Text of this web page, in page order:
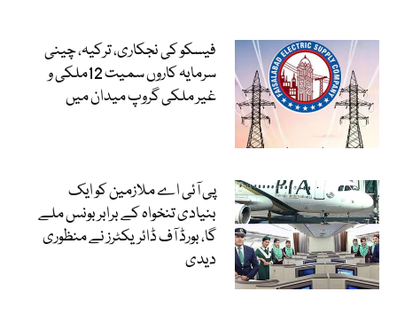
فیسکو کی نجکاری، ترکیہ، چینی
سرمایہ کاروں سمیت 12ملکی و
غیر ملکی گروپ میدان میں
پی آئی اے ملازمین کو ایک
بنیادی تنخواہ کے برابر بونس ملے
گا، بورڈ آف ڈائریکٹرز نے منظوری
دیدی